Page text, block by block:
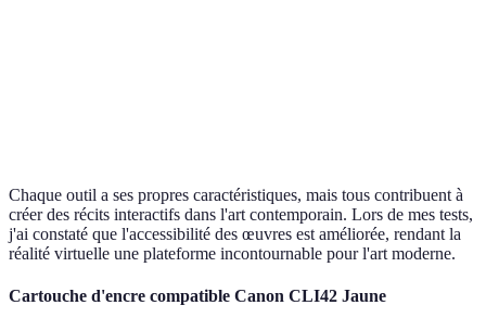
Chaque outil a ses propres caractéristiques, mais tous contribuent à
créer des récits interactifs dans l'art contemporain. Lors de mes tests,
j'ai constaté que l'accessibilité des œuvres est améliorée, rendant la
réalité virtuelle une plateforme incontournable pour l'art moderne.
Cartouche d'encre compatible Canon CLI42 Jaune